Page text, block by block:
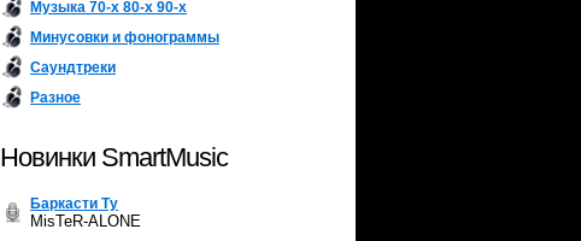
Музыка 70-х 80-х 90-х
Минусовки и фонограммы
Саундтреки
Разное
Новинки SmartMusic
Баркасти Ту
MisTeR-ALONE